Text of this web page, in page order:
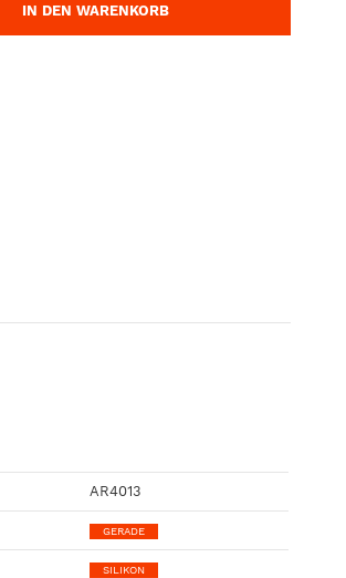
IN DEN WARENKORB
AR4013
GERADE
SILIKON